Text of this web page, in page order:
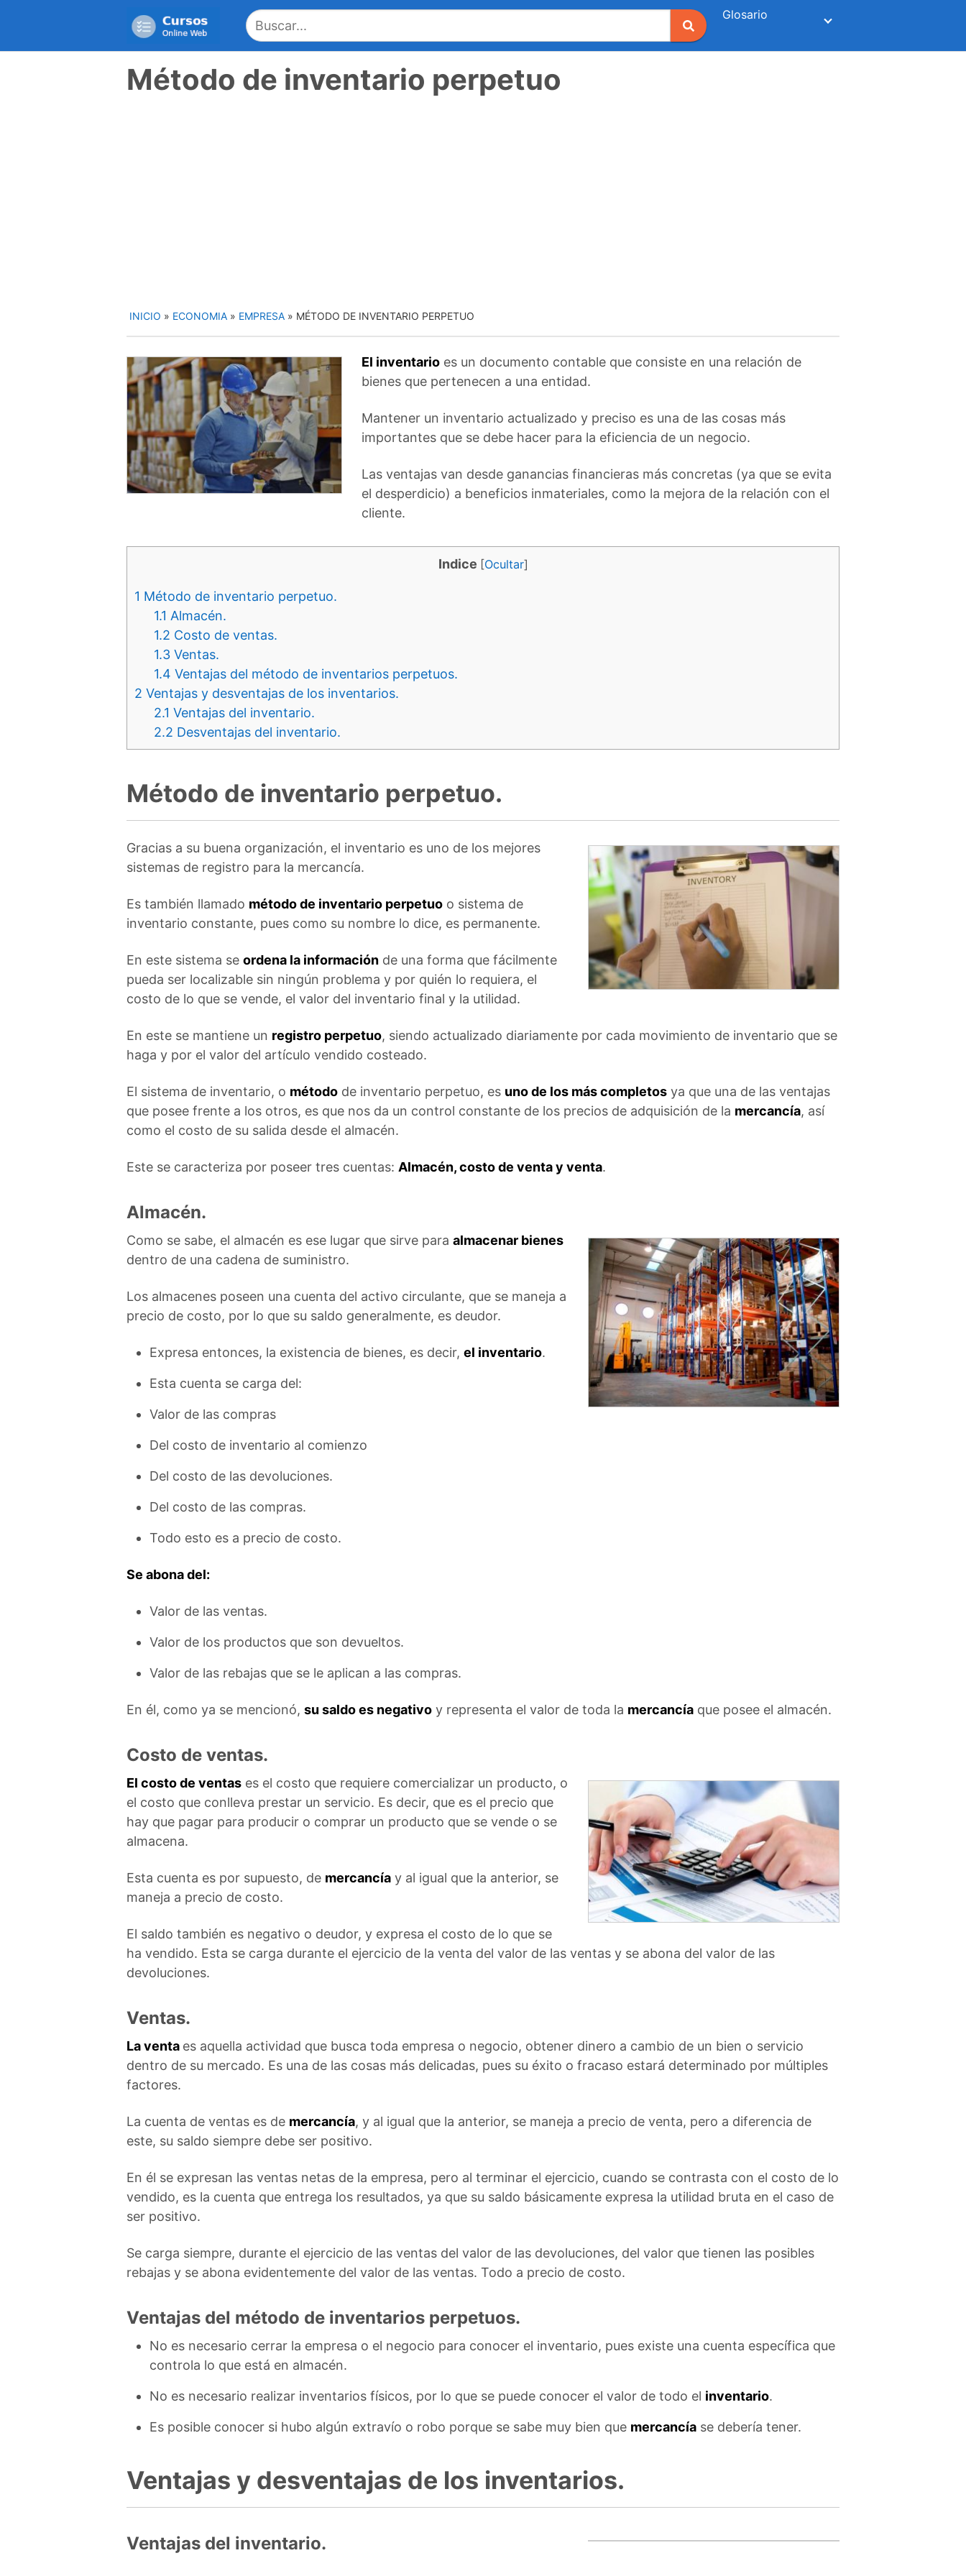
Glosario
Método de inventario perpetuo
INICIO » ECONOMIA » EMPRESA » MÉTODO DE INVENTARIO PERPETUO
El inventario es un documento contable que consiste en una relación de
bienes que pertenecen a una entidad.
Mantener un inventario actualizado y preciso es una de las cosas más
importantes que se debe hacer para la eficiencia de un negocio.
Las ventajas van desde ganancias financieras más concretas (ya que se evita
el desperdicio) a beneficios inmateriales, como la mejora de la relación con el
cliente.
Indice [Ocultar]
1 Método de inventario perpetuo.
1.1 Almacén.
1.2 Costo de ventas.
1.3 Ventas.
1.4 Ventajas del método de inventarios perpetuos.
2 Ventajas y desventajas de los inventarios.
2.1 Ventajas del inventario.
2.2 Desventajas del inventario.
Método de inventario perpetuo.
Gracias a su buena organización, el inventario es uno de los mejores
sistemas de registro para la mercancía.
Es también llamado método de inventario perpetuo o sistema de
inventario constante, pues como su nombre lo dice, es permanente.
En este sistema se ordena la información de una forma que fácilmente
pueda ser localizable sin ningún problema y por quién lo requiera, el
costo de lo que se vende, el valor del inventario final y la utilidad.
En este se mantiene un registro perpetuo, siendo actualizado diariamente por cada movimiento de inventario que se
haga y por el valor del artículo vendido costeado.
El sistema de inventario, o método de inventario perpetuo, es uno de los más completos ya que una de las ventajas
que posee frente a los otros, es que nos da un control constante de los precios de adquisición de la mercancía, así
como el costo de su salida desde el almacén.
Este se caracteriza por poseer tres cuentas: Almacén, costo de venta y venta.
Almacén.
Como se sabe, el almacén es ese lugar que sirve para almacenar bienes
dentro de una cadena de suministro.
Los almacenes poseen una cuenta del activo circulante, que se maneja a
precio de costo, por lo que su saldo generalmente, es deudor.
Expresa entonces, la existencia de bienes, es decir, el inventario.
Esta cuenta se carga del:
Valor de las compras
Del costo de inventario al comienzo
Del costo de las devoluciones.
Del costo de las compras.
Todo esto es a precio de costo.
Se abona del:
Valor de las ventas.
Valor de los productos que son devueltos.
Valor de las rebajas que se le aplican a las compras.
En él, como ya se mencionó, su saldo es negativo y representa el valor de toda la mercancía que posee el almacén.
Costo de ventas.
El costo de ventas es el costo que requiere comercializar un producto, o
el costo que conlleva prestar un servicio. Es decir, que es el precio que
hay que pagar para producir o comprar un producto que se vende o se
almacena.
Esta cuenta es por supuesto, de mercancía y al igual que la anterior, se
maneja a precio de costo.
El saldo también es negativo o deudor, y expresa el costo de lo que se
ha vendido. Esta se carga durante el ejercicio de la venta del valor de las ventas y se abona del valor de las
devoluciones.
Ventas.
La venta es aquella actividad que busca toda empresa o negocio, obtener dinero a cambio de un bien o servicio
dentro de su mercado. Es una de las cosas más delicadas, pues su éxito o fracaso estará determinado por múltiples
factores.
La cuenta de ventas es de mercancía, y al igual que la anterior, se maneja a precio de venta, pero a diferencia de
este, su saldo siempre debe ser positivo.
En él se expresan las ventas netas de la empresa, pero al terminar el ejercicio, cuando se contrasta con el costo de lo
vendido, es la cuenta que entrega los resultados, ya que su saldo básicamente expresa la utilidad bruta en el caso de
ser positivo.
Se carga siempre, durante el ejercicio de las ventas del valor de las devoluciones, del valor que tienen las posibles
rebajas y se abona evidentemente del valor de las ventas. Todo a precio de costo.
Ventajas del método de inventarios perpetuos.
No es necesario cerrar la empresa o el negocio para conocer el inventario, pues existe una cuenta específica que
controla lo que está en almacén.
No es necesario realizar inventarios físicos, por lo que se puede conocer el valor de todo el inventario.
Es posible conocer si hubo algún extravío o robo porque se sabe muy bien que mercancía se debería tener.
Ventajas y desventajas de los inventarios.
Ventajas del inventario.